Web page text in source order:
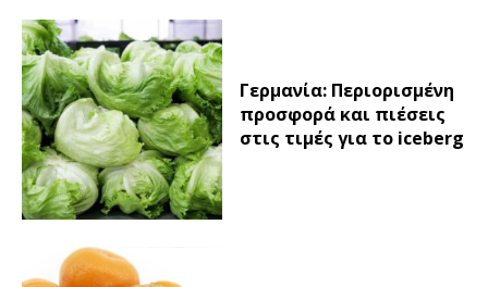
Γερμανία: Περιορισμένη
προσφορά και πιέσεις
στις τιμές για το iceberg